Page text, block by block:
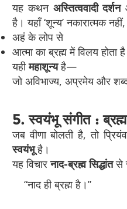
यह कथन अस्तित्ववादी दर्शन
है। यहाँ ‘शून्य’ नकारात्मक
अहं के लोप से
आत्मा का ब्रह्म में विलय होता
यहीमहाशून्यहै—
जो अविभाज्य, अप्रमेय और
5. स्वयंभू संगीत :
जब वीणा बोलती है, तो
स्वयंभूहै।
यह विचारनाद-ब्रह्म सिद्धांतसे
“नाद ही ब्रह्म है।”